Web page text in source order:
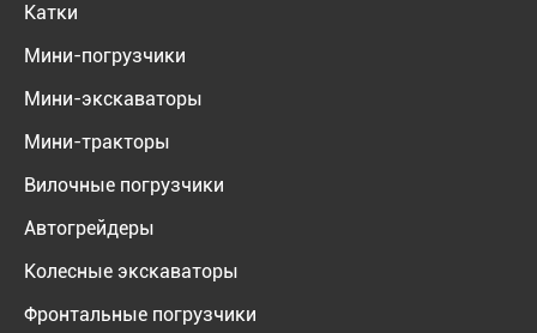
Катки
Мини-погрузчики
Мини-экскаваторы
Мини-тракторы
Вилочные погрузчики
Автогрейдеры
Колесные экскаваторы
Фронтальные погрузчики